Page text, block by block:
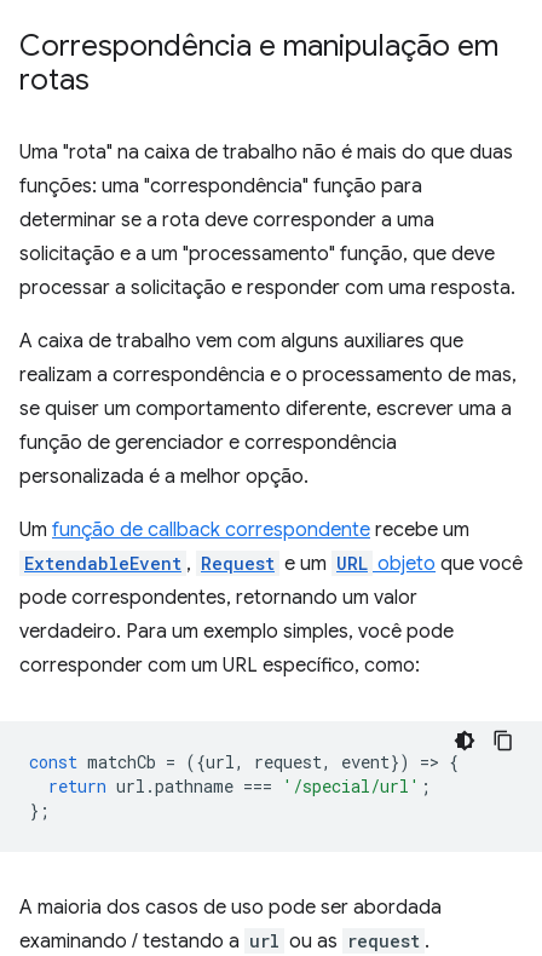
Correspondência e manipulação em
rotas
Uma "rota" na caixa de trabalho não é mais do que duas
funções: uma "correspondência" função para
determinar se a rota deve corresponder a uma
solicitação e a um "processamento" função, que deve
processar a solicitação e responder com uma resposta.
A caixa de trabalho vem com alguns auxiliares que
realizam a correspondência e o processamento de mas,
se quiser um comportamento diferente, escrever uma a
função de gerenciador e correspondência
personalizada é a melhor opção.
Um função de callback correspondente recebe um
ExtendableEvent , Request e um URL objeto que você
pode correspondentes, retornando um valor
verdadeiro. Para um exemplo simples, você pode
corresponder com um URL específico, como:
const matchCb = ({url, request, event}) => {
return url .pathname === '/special/url' ;
};
A maioria dos casos de uso pode ser abordada
examinando / testando a url ou as request .